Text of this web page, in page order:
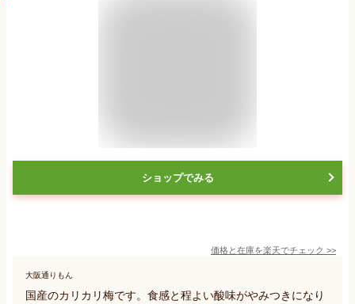
ショップでみる
価格と在庫を楽天でチェック >>
大阪通りもん
国産のカリカリ梅です。食感と程よい酸味がやみつきになり